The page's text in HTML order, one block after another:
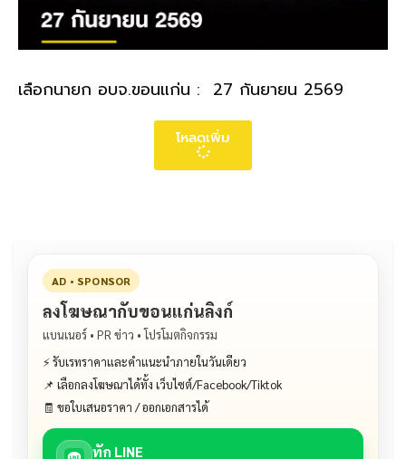
เลือกนายก อบจ.ขอนแก่น : 27 กันยายน 2569
โหลดเพิ่ม
AD • SPONSOR
ลงโฆษณากับขอนแก่นลิงก์
แบนเนอร์ • PR ข่าว • โปรโมตกิจกรรม
⚡ รับเรทราคาและคำแนะนำภายในวันเดียว
📌 เลือกลงโฆษณาได้ทั้ง เว็บไซต์/Facebook/Tiktok
🧾 ขอใบเสนอราคา / ออกเอกสารได้
ทัก LINE